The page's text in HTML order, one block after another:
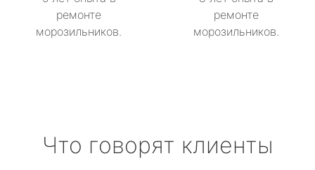
ремонте
морозильников.
ремонте
морозильников.
Что говорят клиенты